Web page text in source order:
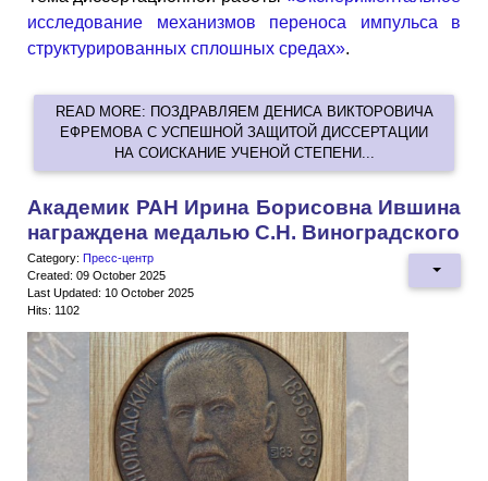
исследование механизмов переноса импульса в
структурированных сплошных средах».
READ MORE: ПОЗДРАВЛЯЕМ ДЕНИСА ВИКТОРОВИЧА
ЕФРЕМОВА С УСПЕШНОЙ ЗАЩИТОЙ ДИССЕРТАЦИИ
НА СОИСКАНИЕ УЧЕНОЙ СТЕПЕНИ...
Академик РАН Ирина Борисовна Ившина
награждена медалью С.Н. Виноградского
Category: Пресс-центр
Created: 09 October 2025
Last Updated: 10 October 2025
Hits: 1102